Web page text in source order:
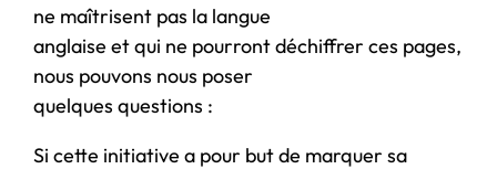
ne maîtrisent pas la langue
anglaise et qui ne pourront déchiffrer ces pages,
nous pouvons nous poser
quelques questions :
Si cette initiative a pour but de marquer sa